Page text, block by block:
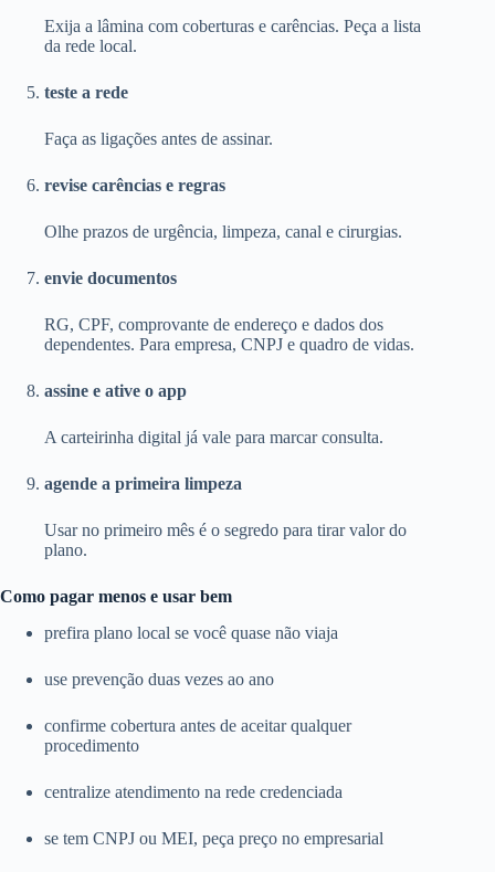
Exija a lâmina com coberturas e carências. Peça a lista
da rede local.
teste a rede
Faça as ligações antes de assinar.
revise carências e regras
Olhe prazos de urgência, limpeza, canal e cirurgias.
envie documentos
RG, CPF, comprovante de endereço e dados dos
dependentes. Para empresa, CNPJ e quadro de vidas.
assine e ative o app
A carteirinha digital já vale para marcar consulta.
agende a primeira limpeza
Usar no primeiro mês é o segredo para tirar valor do
plano.
Como pagar menos e usar bem
prefira plano local se você quase não viaja
use prevenção duas vezes ao ano
confirme cobertura antes de aceitar qualquer
procedimento
centralize atendimento na rede credenciada
se tem CNPJ ou MEI, peça preço no empresarial